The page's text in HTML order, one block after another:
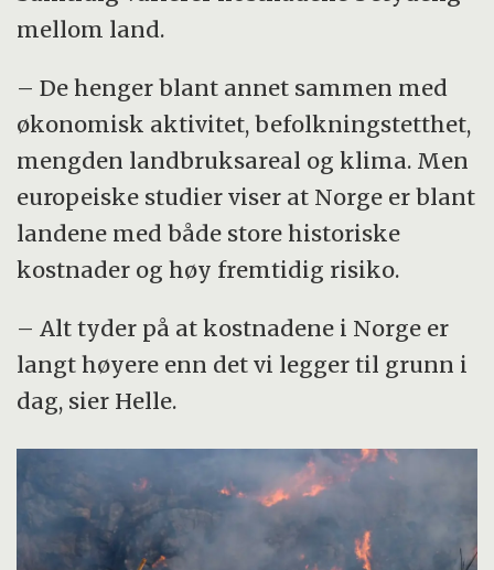
mellom land.
– De henger blant annet sammen med
økonomisk aktivitet, befolkningstetthet,
mengden landbruksareal og klima. Men
europeiske studier viser at Norge er blant
landene med både store historiske
kostnader og høy fremtidig risiko.
– Alt tyder på at kostnadene i Norge er
langt høyere enn det vi legger til grunn i
dag, sier Helle.